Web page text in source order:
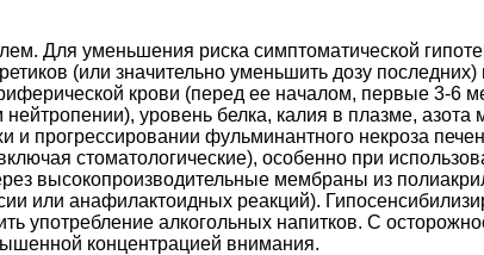
Для уменьшения риска симптоматической
(или значительно уменьшить дозу последних)
крови (перед ее началом, первые 3-6
уровень белка, калия в плазме, азота
прогрессировании фульминантного некроза
стоматологические), особенно при
высокопроизводительные мембраны из
или анафилактоидных реакций).
употребление алкогольных напитков. С
концентрацией внимания.